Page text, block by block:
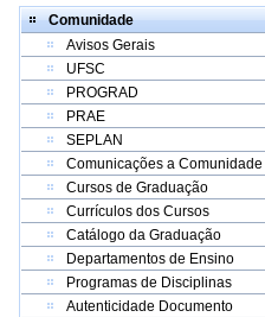
Comunidade
Avisos Gerais
UFSC
PROGRAD
PRAE
SEPLAN
Comunicações a Comunidade
Cursos de Graduação
Currículos dos Cursos
Catálogo da Graduação
Departamentos de Ensino
Programas de Disciplinas
Autenticidade Documento